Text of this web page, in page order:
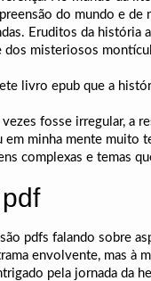
do mundo e de
Eruditos da
dos misteriosos
livro epub que a
vezes fosse irregular, a
em minha mente muito
complexas e temas
pdfs falando sobre
envolvente, mas à
pela jornada da